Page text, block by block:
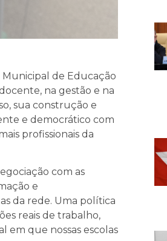
de Educação
na gestão e na
sua construção e
e democrático com
profissionais da
com as
e
da rede. Uma política
reais de trabalho,
em que nossas escolas